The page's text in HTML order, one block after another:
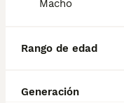
Macho
Rango de edad
Generación